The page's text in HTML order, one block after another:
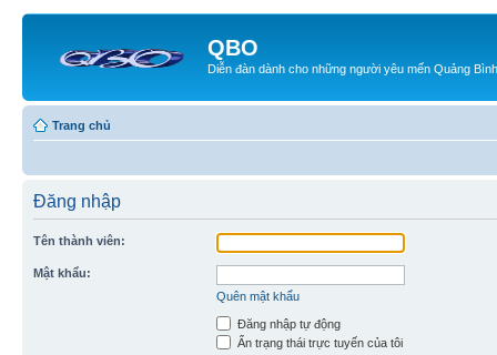
QBO
Diễn đàn dành cho những người yêu mến Quảng Bình
Trang chủ
Đăng nhập
Tên thành viên:
Mật khẩu:
Quên mật khẩu
Đăng nhập tự động
Ẩn trạng thái trực tuyến của tôi